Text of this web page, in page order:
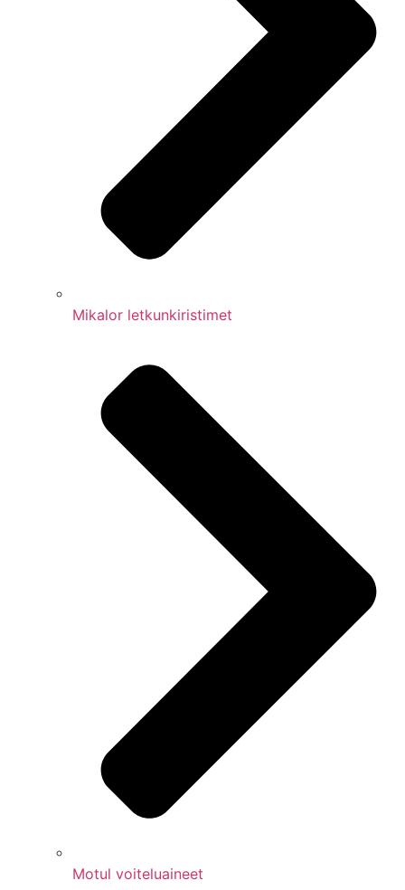
Mikalor letkunkiristimet
Motul voiteluaineet